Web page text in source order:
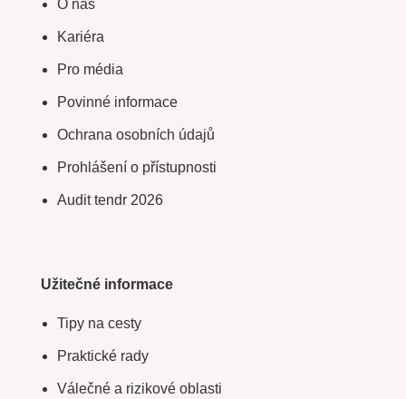
O nás
Kariéra
Pro média
Povinné informace
Ochrana osobních údajů
Prohlášení o přístupnosti
Audit tendr 2026
Užitečné informace
Tipy na cesty
Praktické rady
Válečné a rizikové oblasti